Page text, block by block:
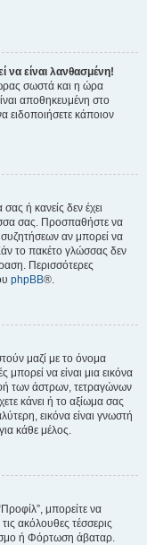
να είναι λανθασμένη!
ώρας σωστά και η ώρα
αποθηκευμένη στο
ειδοποιήσετε κάποιον
σας ή κανείς δεν έχει
σας. Προσπαθήστε να
αν μπορεί να
το πακέτο γλώσσας δεν
Περισσότερες
phpBB®.
μαζί με το όνομα
να είναι μια εικόνα
των άστρων, τετραγώνων
κάνει ή το αξίωμα σας
εικόνα είναι γνωστή
κάθε μέλος.
μπορείτε να
ακόλουθες τέσσερις
ή Φόρτωση άβαταρ.